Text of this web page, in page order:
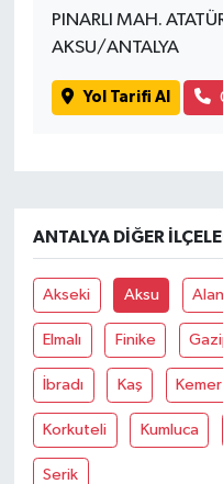
PINARLI MAH.
AKSU/ANTALYA
Yol Tarifi Al
ANTALYA DIĞER
Akseki Aksu
Elmalı Finike
İbradı Kaş Kemer
Korkuteli Kumluca
Serik